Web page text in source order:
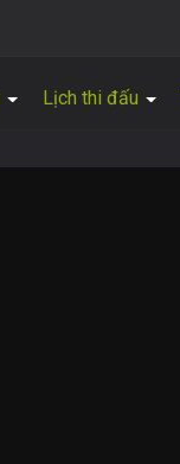
Lịch thi đấu